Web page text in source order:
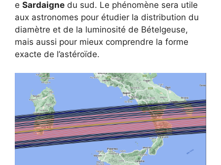
e Sardaigne du sud. Le phénomène sera utile
aux astronomes pour étudier la distribution du
diamètre et de la luminosité de Bételgeuse,
mais aussi pour mieux comprendre la forme
exacte de l’astéroïde.